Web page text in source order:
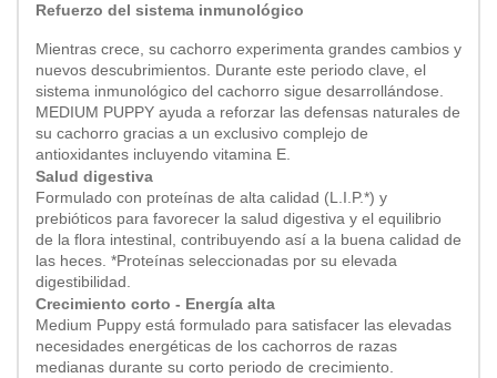
Refuerzo del sistema inmunológico
Mientras crece, su cachorro experimenta grandes cambios y
nuevos descubrimientos. Durante este periodo clave, el
sistema inmunológico del cachorro sigue desarrollándose.
MEDIUM PUPPY ayuda a reforzar las defensas naturales de
su cachorro gracias a un exclusivo complejo de
antioxidantes incluyendo vitamina E.
Salud digestiva
Formulado con proteínas de alta calidad (L.I.P.*) y
prebióticos para favorecer la salud digestiva y el equilibrio
de la flora intestinal, contribuyendo así a la buena calidad de
las heces. *Proteínas seleccionadas por su elevada
digestibilidad.
Crecimiento corto - Energía alta
Medium Puppy está formulado para satisfacer las elevadas
necesidades energéticas de los cachorros de razas
medianas durante su corto periodo de crecimiento.